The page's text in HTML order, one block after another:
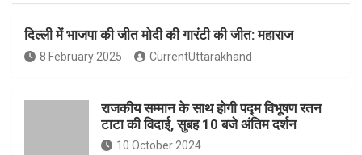
ce
b
o
o
at
s
A
p
p
e
दिल्ली में भाजपा की जीत मोदी की गारंटी की जीत: महाराज
8 February 2025 CurrentUttarakhand
राजकीय सम्मान के साथ होगी पद्म विभूषण रतन
टाटा की विदाई, सुबह 10 बजे अंतिम दर्शन
10 October 2024